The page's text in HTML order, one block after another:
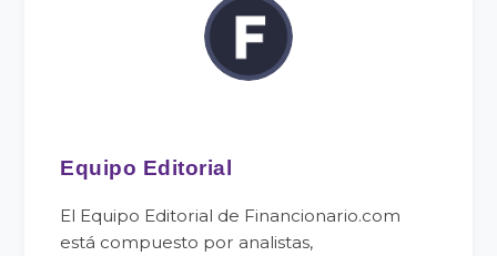
Equipo Editorial
El Equipo Editorial de Financionario.com
está compuesto por analistas,